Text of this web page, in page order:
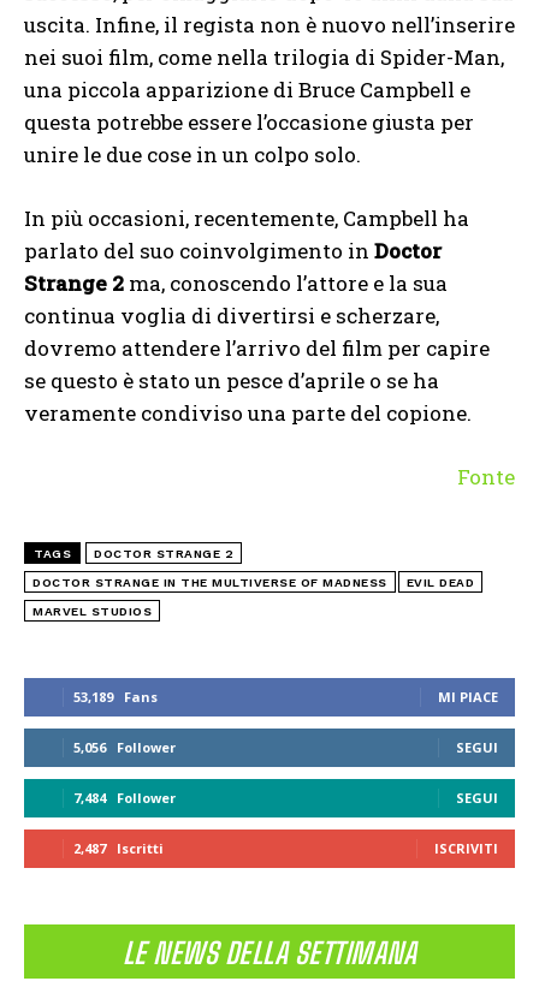
53,189 Fans MI PIACE
5,056 Follower SEGUI
7,484 Follower SEGUI
2,487 Iscritti ISCRIVITI
LE NEWS DELLA SETTIMANA
uscita. Infine, il regista non è nuovo nell’inserire
nei suoi film, come nella trilogia di Spider-Man,
una piccola apparizione di Bruce Campbell e
questa potrebbe essere l’occasione giusta per
unire le due cose in un colpo solo.
In più occasioni, recentemente, Campbell ha
parlato del suo coinvolgimento in Doctor
Strange 2 ma, conoscendo l’attore e la sua
continua voglia di divertirsi e scherzare,
dovremo attendere l’arrivo del film per capire
se questo è stato un pesce d’aprile o se ha
veramente condiviso una parte del copione.
Fonte
TAGS DOCTOR STRANGE 2
DOCTOR STRANGE IN THE MULTIVERSE OF MADNESS EVIL DEAD
MARVEL STUDIOS